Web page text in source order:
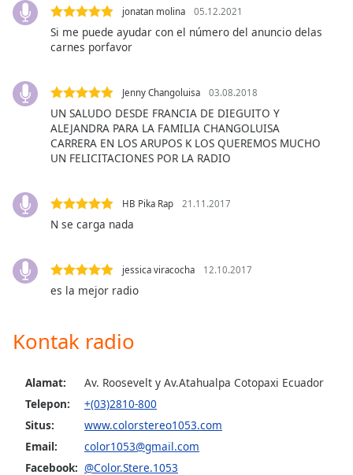
off
,
selected
subtitles
settings
opens
subtitles
settings
subtitles
off
selected
Audio
Track
Fullscreen
modal
window.
Beginning
jonatan molina 05.12.2021
Si me puede ayudar con el número del anuncio delas
carnes porfavor
Jenny Changoluisa 03.08.2018
UN SALUDO DESDE FRANCIA DE DIEGUITO Y
ALEJANDRA PARA LA FAMILIA CHANGOLUISA
CARRERA EN LOS ARUPOS K LOS QUEREMOS MUCHO
UN FELICITACIONES POR LA RADIO
HB Pika Rap 21.11.2017
N se carga nada
jessica viracocha 12.10.2017
es la mejor radio
Kontak radio
Alamat:
Av. Roosevelt y Av.Atahualpa Cotopaxi Ecuador
Telepon:
+(03)2810-800
Situs:
www.colorstereo1053.com
Email:
color1053@gmail.com
Facebook: @Color.Stere.1053